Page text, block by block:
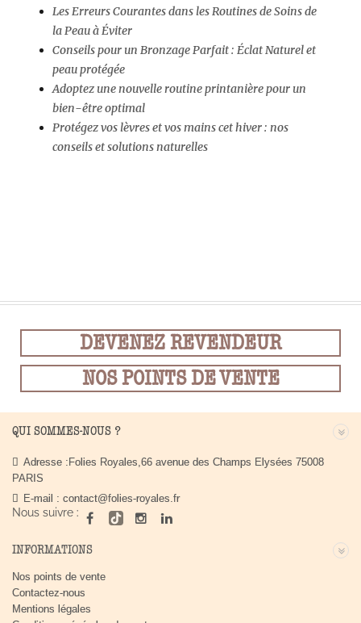
Les Erreurs Courantes dans les Routines de Soins de
la Peau à Éviter
Conseils pour un Bronzage Parfait : Éclat Naturel et
peau protégée
Adoptez une nouvelle routine printanière pour un
bien-être optimal
Protégez vos lèvres et vos mains cet hiver : nos
conseils et solutions naturelles
DEVENEZ REVENDEUR
NOS POINTS DE VENTE
QUI SOMMES-NOUS ?
Adresse : Folies Royales,66 avenue des Champs Elysées 75008
PARIS
E-mail : contact@folies-royales.fr
Nous suivre :
INFORMATIONS
Nos points de vente
Contactez-nous
Mentions légales